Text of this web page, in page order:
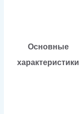
Основные
характеристики